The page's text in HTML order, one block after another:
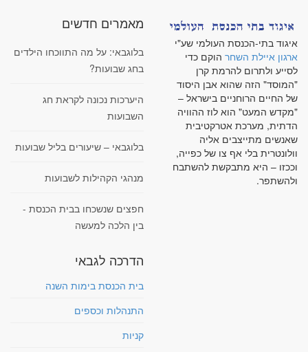
איגוד בתי-הכנסת העולמי שע"י
ארגון איילת השחר הוקם כדי
לסייע ולתרום להרמת קרן
"המוסד" הזה שהוא אבן היסוד
של החיים הרוחניים בישראל –
"מקדש המעט" הוא לוז ההוויה
הדתית, מערכת אטרקטיבית
שאנשים מתייצבים אליה
וולונטרית בלי אף צו של כפייה,
וככזו – היא מתבקשת להשתבח
ולהשתפר.
מאמרים חדשים
בלוגבאי: על מה התווכחו הילדים
בחג שבועות?
היערכות נכונה לקראת חג
השבועות
בלוגבאי – שיעורים בליל שבועות
מנהגי הקהילות לשבועות
חפצים שנשכחו בבית הכנסת -
בין הלכה למעשה
הדרכה לגבאי
בית הכנסת בימות השנה
התנהלות וכספים
קניות